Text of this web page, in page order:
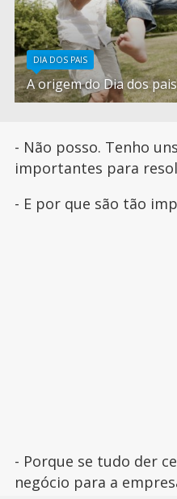
DIA DOS PAIS
A origem do Dia dos pais
- Não posso. Tenho
importantes para
- E por que são tão
- Porque se tudo der
negócio para a